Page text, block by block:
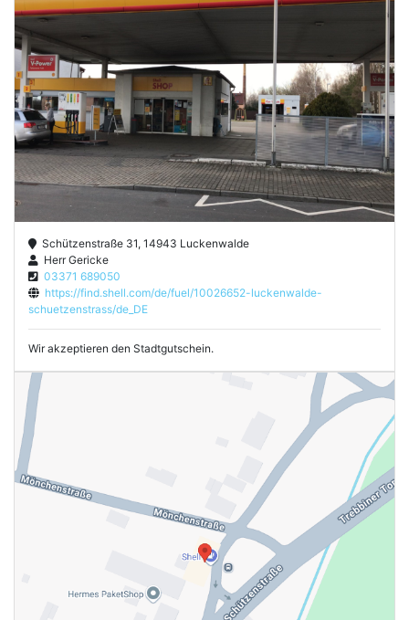
Schützenstraße 31, 14943 Luckenwalde
Herr Gericke
03371 689050
https://find.shell.com/de/fuel/10026652-luckenwalde-
schuetzenstrass/de_DE
Wir akzeptieren den Stadtgutschein.